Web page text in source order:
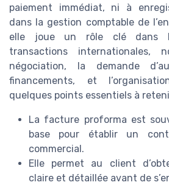
paiement immédiat, ni à
dans la gestion comptable de
elle joue un rôle clé dans
transactions internationales,
négociation, la demande
financements, et
quelques points essentiels à
La facture proforma est
base pour établir un
commercial.
Elle permet au client
claire et détaillée avant de